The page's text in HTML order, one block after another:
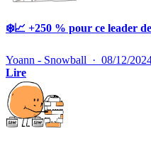
❄️📈 +250 % pour ce leader
Yoann - Snowball · 08/12/
Lire